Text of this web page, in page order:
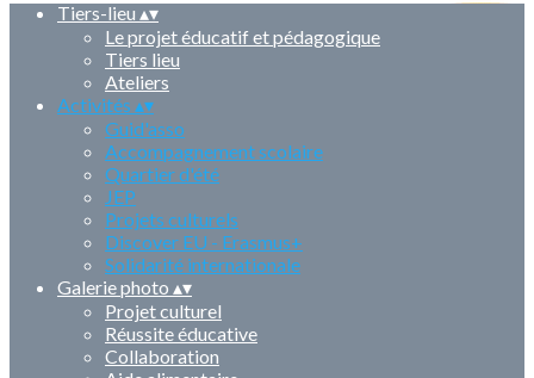
Tiers-lieu ▴▾
Le projet éducatif et pédagogique
Tiers lieu
Ateliers
Activités ▴▾
Guid'asso
Accompagnement scolaire
Quartier d'été
JEP
Projets culturels
Discover EU - Erasmus+
Solidarité internationale
Galerie photo ▴▾
Projet culturel
Réussite éducative
Collaboration